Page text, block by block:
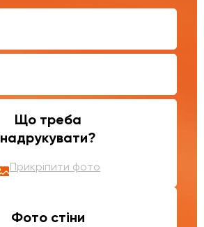
Що треба
надрукувати?
Прикріпити фото
Фото стіни